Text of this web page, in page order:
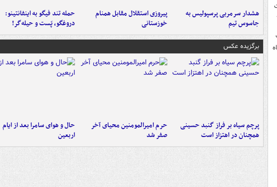
هشدار سرمربی پرسپولیس به
جاسوس تیم
پیروزی استقلال مقابل همنام
خوزستانی
حمله تند فیگو به اینفانتینو:
دروغگو، پَست‌ و حیله‌گر!
برگزیده عکس
پرچم سیاه بر فراز گنبد حسینی
همچنان در اهتزاز است
حرم امیرالمومنین محیای آخر
صفر شد
حال و هوای سامرا بعد از ایام
اربعین